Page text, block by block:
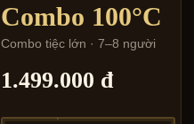
Combo 100°C
Combo tiệc lớn · 7–8 người
1.499.000 đ